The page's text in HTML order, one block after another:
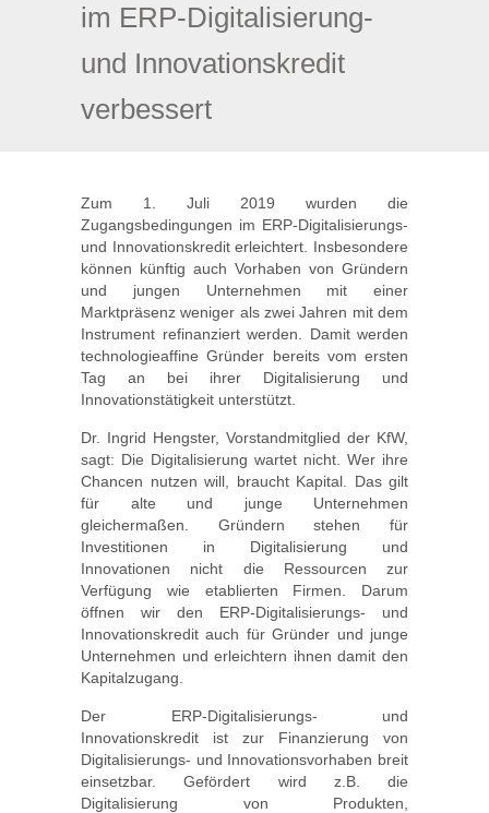
im ERP-Digitalisierung-
und Innovationskredit
verbessert
Zum 1. Juli 2019 wurden die
Zugangsbedingungen im ERP-Digitalisierungs-
und Innovationskredit erleichtert. Insbesondere
können künftig auch Vorhaben von Gründern
und jungen Unternehmen mit einer
Marktpräsenz weniger als zwei Jahren mit dem
Instrument refinanziert werden. Damit werden
technologieaffine Gründer bereits vom ersten
Tag an bei ihrer Digitalisierung und
Innovationstätigkeit unterstützt.
Dr. Ingrid Hengster, Vorstandmitglied der KfW,
sagt: Die Digitalisierung wartet nicht. Wer ihre
Chancen nutzen will, braucht Kapital. Das gilt
für alte und junge Unternehmen
gleichermaßen. Gründern stehen für
Investitionen in Digitalisierung und
Innovationen nicht die Ressourcen zur
Verfügung wie etablierten Firmen. Darum
öffnen wir den ERP-Digitalisierungs- und
Innovationskredit auch für Gründer und junge
Unternehmen und erleichtern ihnen damit den
Kapitalzugang.
Der ERP-Digitalisierungs- und
Innovationskredit ist zur Finanzierung von
Digitalisierungs- und Innovationsvorhaben breit
einsetzbar. Gefördert wird z.B. die
Digitalisierung von Produkten,